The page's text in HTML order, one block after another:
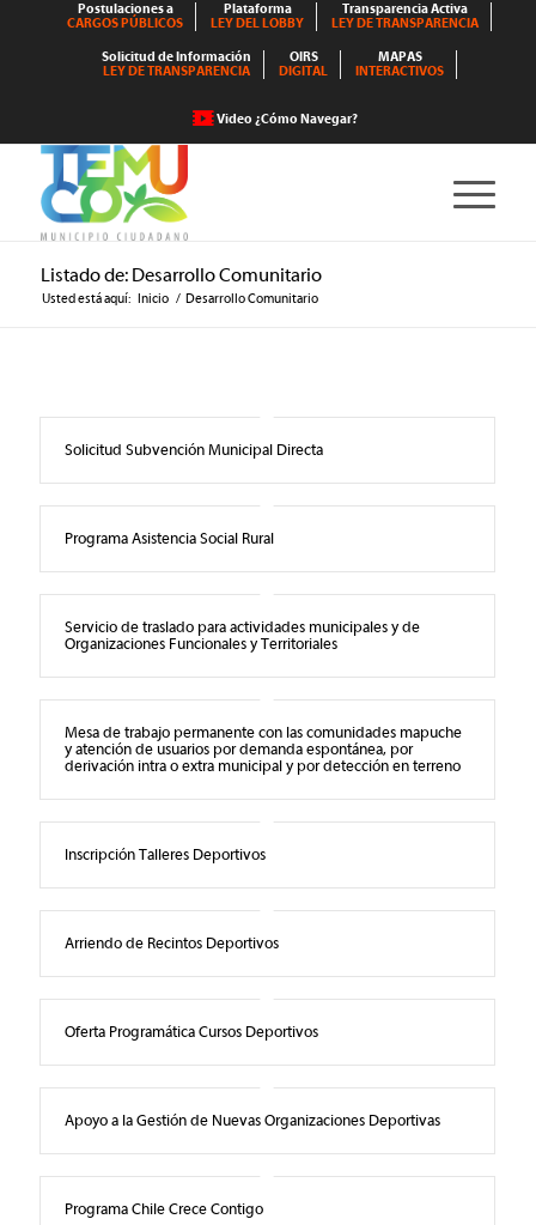
Postulaciones a
CARGOS PÚBLICOS
Plataforma
LEY DEL LOBBY
Transparencia Activa
LEY DE TRANSPARENCIA
Solicitud de Información
LEY DE TRANSPARENCIA
OIRS
DIGITAL
MAPAS
INTERACTIVOS
Video ¿Cómo Navegar?
Listado de: Desarrollo Comunitario
Usted está aquí: Inicio / Desarrollo Comunitario
Solicitud Subvención Municipal Directa
Programa Asistencia Social Rural
Servicio de traslado para actividades municipales y de
Organizaciones Funcionales y Territoriales
Mesa de trabajo permanente con las comunidades mapuche
y atención de usuarios por demanda espontánea, por
derivación intra o extra municipal y por detección en terreno
Inscripción Talleres Deportivos
Arriendo de Recintos Deportivos
Oferta Programática Cursos Deportivos
Apoyo a la Gestión de Nuevas Organizaciones Deportivas
Programa Chile Crece Contigo